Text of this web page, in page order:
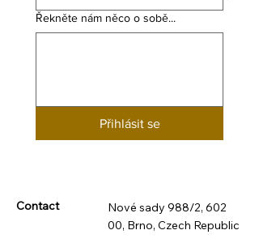
Řekněte nám něco o sobě...
Přihlásit se
Contact
Nové sady 988/2, 602
00, Brno, Czech Republic